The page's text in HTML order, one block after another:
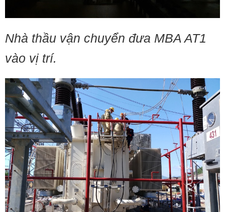
Nhà thầu vận chuyển đưa MBA AT1
vào vị trí.